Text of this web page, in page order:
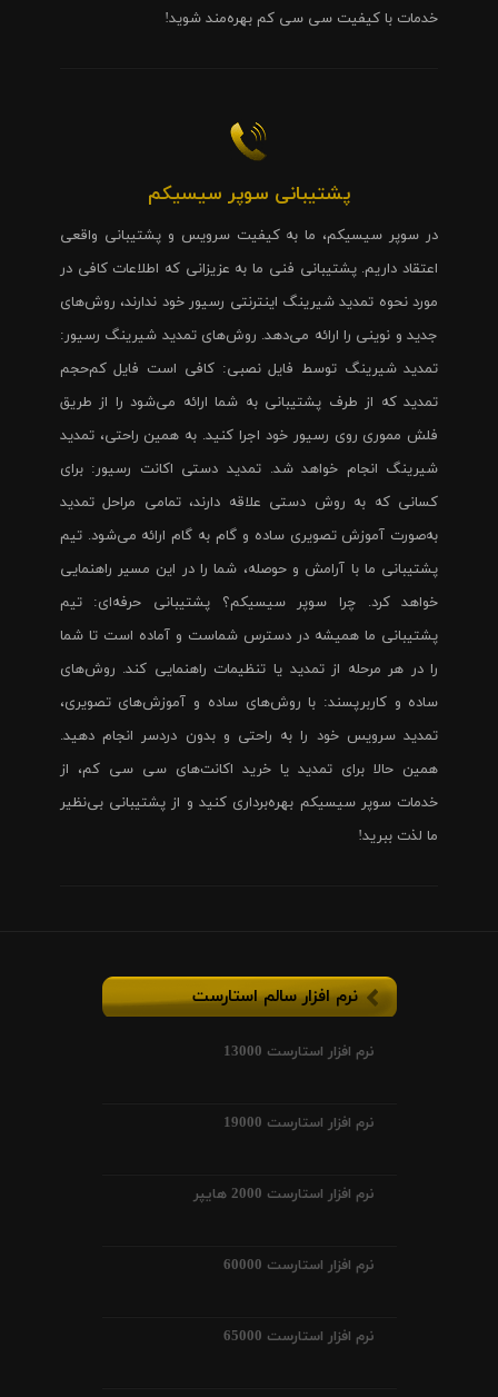
خدمات با کیفیت سی سی کم بهره‌مند شوید!
پشتیبانی سوپر سیسیکم
در سوپر سیسیکم، ما به کیفیت سرویس و پشتیبانی واقعی
اعتقاد داریم. پشتیبانی فنی ما به عزیزانی که اطلاعات کافی در
مورد نحوه تمدید شیرینگ اینترنتی رسیور خود ندارند، روش‌های
جدید و نوینی را ارائه می‌دهد. روش‌های تمدید شیرینگ رسیور:
تمدید شیرینگ توسط فایل نصبی: کافی است فایل کم‌حجم
تمدید که از طرف پشتیبانی به شما ارائه می‌شود را از طریق
فلش مموری روی رسیور خود اجرا کنید. به همین راحتی، تمدید
شیرینگ انجام خواهد شد. تمدید دستی اکانت رسیور: برای
کسانی که به روش دستی علاقه دارند، تمامی مراحل تمدید
به‌صورت آموزش تصویری ساده و گام به گام ارائه می‌شود. تیم
پشتیبانی ما با آرامش و حوصله، شما را در این مسیر راهنمایی
خواهد کرد. چرا سوپر سیسیکم؟ پشتیبانی حرفه‌ای: تیم
پشتیبانی ما همیشه در دسترس شماست و آماده است تا شما
را در هر مرحله از تمدید یا تنظیمات راهنمایی کند. روش‌های
ساده و کاربرپسند: با روش‌های ساده و آموزش‌های تصویری،
تمدید سرویس خود را به راحتی و بدون دردسر انجام دهید.
همین حالا برای تمدید یا خرید اکانت‌های سی سی کم، از
خدمات سوپر سیسیکم بهره‌برداری کنید و از پشتیبانی بی‌نظیر
ما لذت ببرید!
نرم افزار سالم استارست
نرم افزار استارست 13000
نرم افزار استارست 19000
نرم افزار استارست 2000 هایپر
نرم افزار استارست 60000
نرم افزار استارست 65000